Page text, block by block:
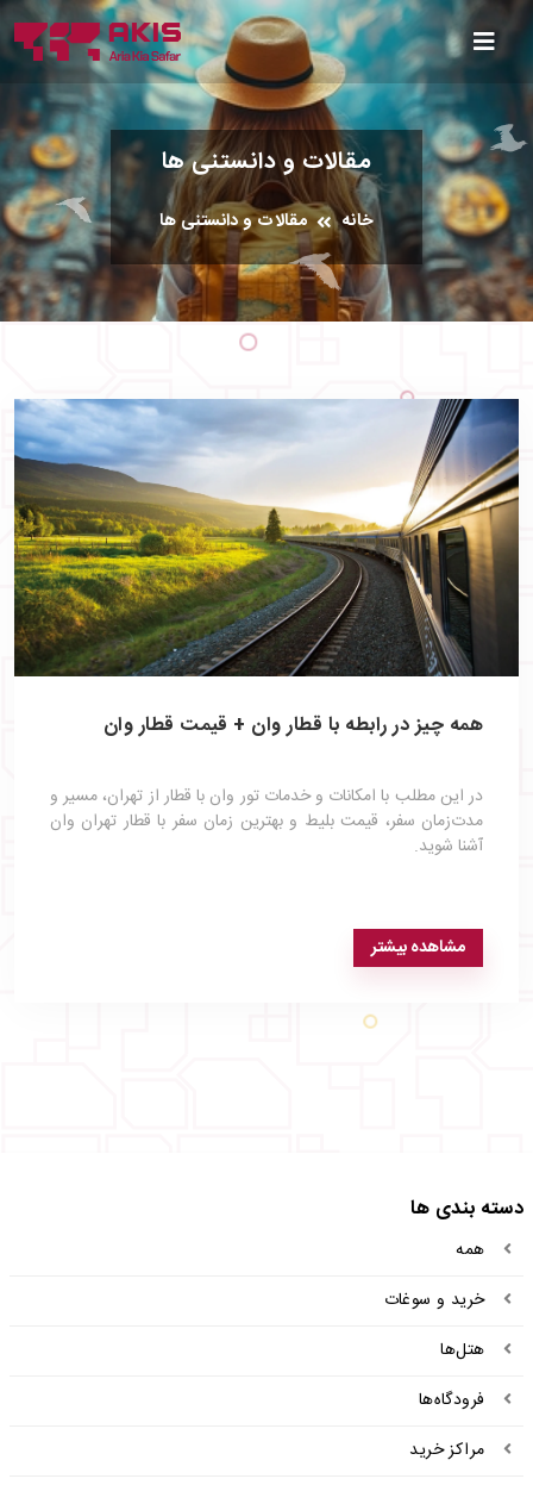
مقالات و دانستنی ها
خانه مقالات و دانستنی ها
همه چیز در رابطه با قطار وان + قیمت قطار وان
در این مطلب با امکانات و خدمات تور وان با قطار از تهران، مسیر و
مدت‌زمان سفر، قیمت بلیط و بهترین زمان سفر با قطار تهران وان
آشنا شوید.
مشاهده بیشتر
دسته بندی ها
همه
خرید و سوغات
هتل‌ها
فرودگاه‌ها
مراکز خرید